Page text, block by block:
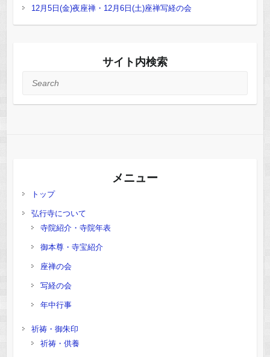
12月5日(金)夜座禅・12月6日(土)座禅写経の会
サイト内検索
Search
メニュー
トップ
弘行寺について
寺院紹介・寺院年表
御本尊・寺宝紹介
座禅の会
写経の会
年中行事
祈祷・御朱印
祈祷・供養